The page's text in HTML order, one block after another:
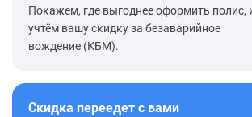
Покажем, где выгоднее оформить полис,
учтём вашу скидку за безаварийное
вождение (КБМ).
Скидка переедет с вами